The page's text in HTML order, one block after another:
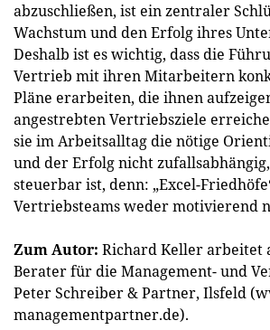
abzuschließen, ist ein zentraler
Wachstum und den Erfolg ihres
Deshalb ist es wichtig, dass die
Vertrieb mit ihren Mitarbeitern
Pläne erarbeiten, die ihnen
angestrebten Vertriebsziele
sie im Arbeitsalltag die nötige
und der Erfolg nicht
steuerbar ist, denn: „Excel-
Vertriebsteams weder motivierend
Zum Autor: Richard Keller arbeitet
Berater für die Management- und
Peter Schreiber & Partner, Ilsfeld
managementpartner.de).